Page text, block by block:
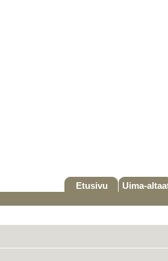
Etusivu Uima-